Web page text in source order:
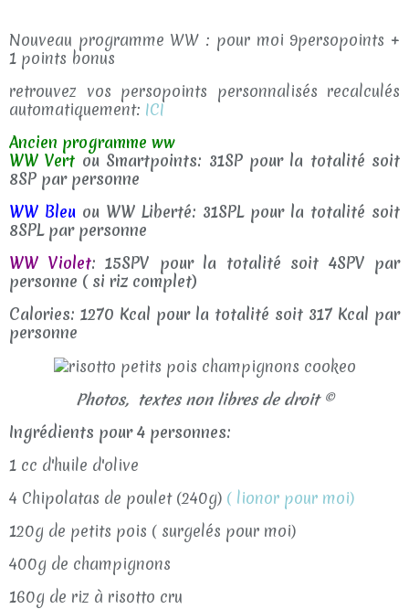
Nouveau programme WW : pour moi 9persopoints +
1 points bonus
retrouvez vos persopoints personnalisés recalculés
automatiquement: ICI
Ancien programme ww
WW Vert ou Smartpoints: 31SP pour la totalité soit
8SP par personne
WW Bleu ou WW Liberté: 31SPL pour la totalité soit
8SPL par personne
WW Violet: 15SPV pour la totalité soit 4SPV par
personne ( si riz complet)
Calories: 1270 Kcal pour la totalité soit 317 Kcal par
personne
Photos, textes non libres de droit ©
Ingrédients pour 4 personnes:
1 cc d'huile d'olive
4 Chipolatas de poulet (240g) ( lionor pour moi)
120g de petits pois ( surgelés pour moi)
400g de champignons
160g de riz à risotto cru